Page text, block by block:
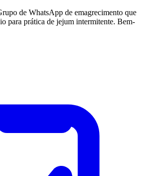
de WhatsApp de emagrecimento que
para prática de jejum intermitente. Bem-